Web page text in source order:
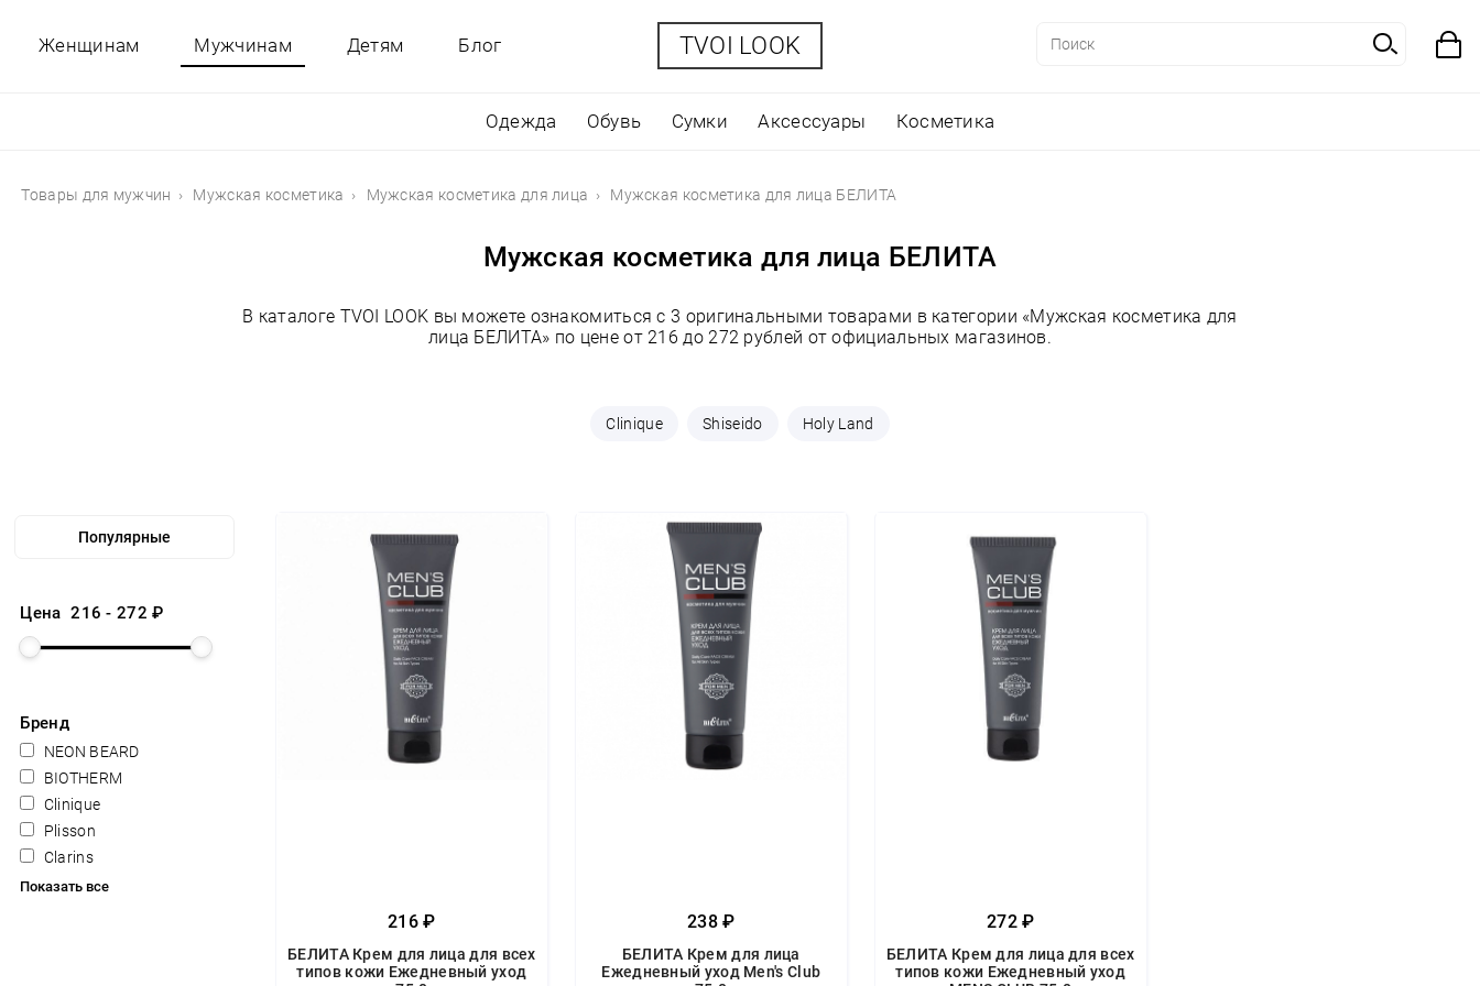
Женщинам Мужчинам
Одежда Обувь Сумки Аксессуары Косметика
Детям Блог TVOI LOOK
Товары для мужчин Мужская косметика Мужская косметика для лица Мужская косметика для лица БЕЛИТА
Мужская косметика для лица БЕЛИТА
В каталоге TVOI LOOK вы можете ознакомиться с 3 оригинальными товарами в категории «Мужская косметика для
лица БЕЛИТА» по цене от 216 до 272 рублей от официальных магазинов.
Clinique Shiseido Holy Land
Цена216 -272 ₽
Бренд
NEON BEARD
BIOTHERM
Clinique
Plisson
Clarins
Показать все
216 ₽
БЕЛИТА Крем для лица для всех
типов кожи Ежедневный уход
238 ₽
БЕЛИТА Крем для лица
Ежедневный уход Men's Club
272 ₽
БЕЛИТА Крем для лица для всех
типов кожи Ежедневный уход